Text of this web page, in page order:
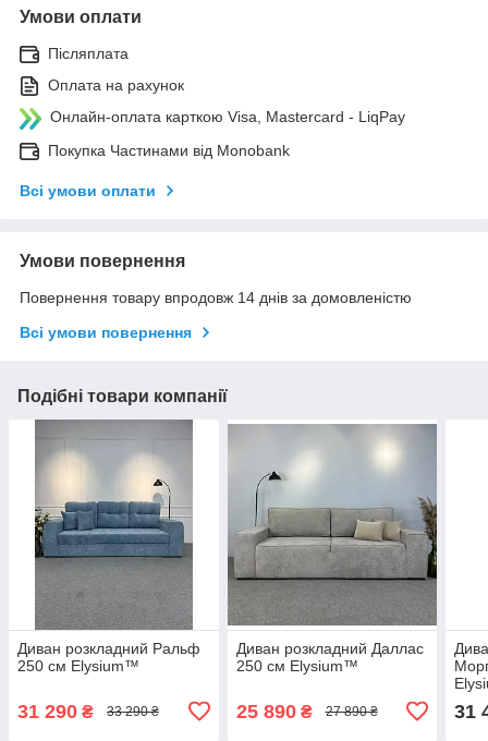
Умови оплати
Післяплата
Оплата на рахунок
Онлайн-оплата карткою Visa, Mastercard - LiqPay
Покупка Частинами від Monobank
Всі умови оплати
Умови повернення
Повернення товару впродовж 14 днів за домовленістю
Всі умови повернення
Подібні товари компанії
Диван розкладний Ральф
250 см Elysium™
31 290 ₴ 33 290 ₴
Диван розкладний Даллас
250 см Elysium™
25 890₴ 27 890 ₴ 31